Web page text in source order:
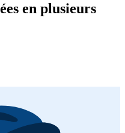
en plusieurs